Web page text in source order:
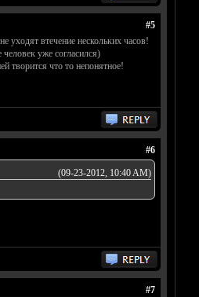
#5
уходят втечение нескольких часов!
уже согласился)
творится что то непонятное!
#6
(09-23-2012, 10:40 AM)
#7